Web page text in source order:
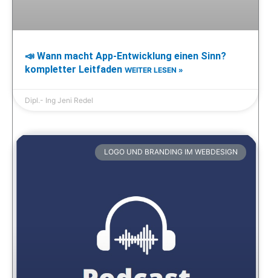
📣 Wann macht App-Entwicklung einen Sinn?
kompletter Leitfaden WEITER LESEN »
Dipl.- Ing Jeni Redel
LOGO UND BRANDING IM WEBDESIGN